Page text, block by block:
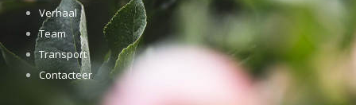
Verhaal
Team
Transport
Contacteer